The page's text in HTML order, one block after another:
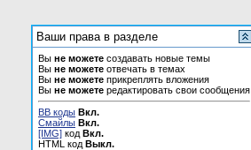
Ваши права в разделе
Вы не можете создавать новые темы
Вы не можете отвечать в темах
Вы не можете прикреплять вложения
Вы не можете редактировать свои сообщения
BB коды Вкл.
Смайлы Вкл.
[IMG] код Вкл.
HTML код Выкл.